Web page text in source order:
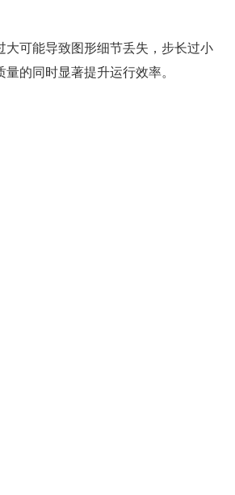
可能导致图形细节丢失，步长过小
的同时显著提升运行效率。